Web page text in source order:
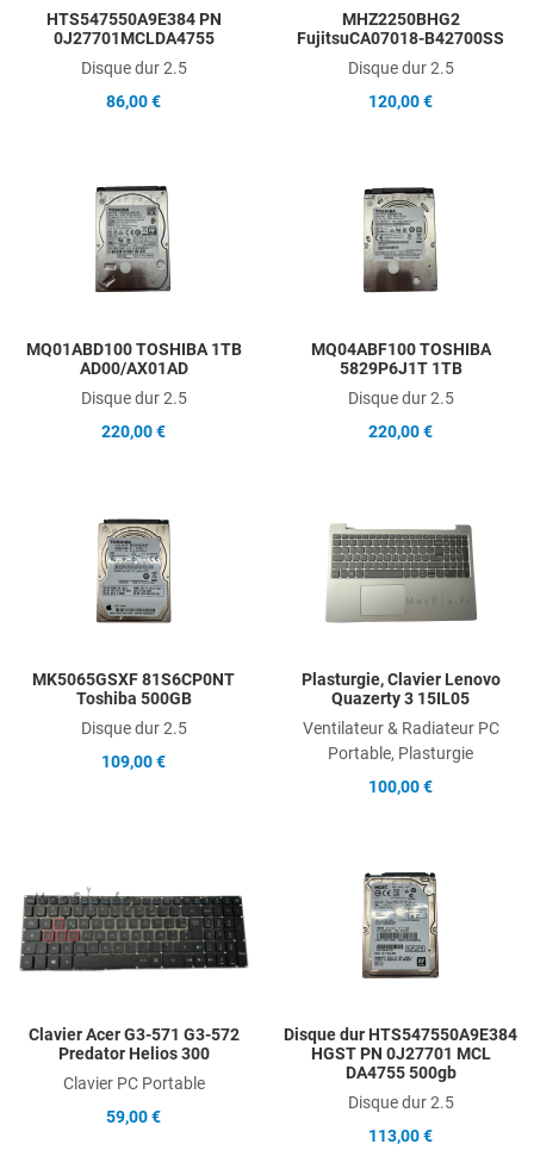
HTS547550A9E384 PN
0J27701MCLDA4755
Disque dur 2.5
86,00 €
MHZ2250BHG2
FujitsuCA07018-B42700SS
Disque dur 2.5
120,00 €
Add to Compare
MQ01ABD100 TOSHIBA 1TB
AD00/AX01AD
Disque dur 2.5
220,00 €
MQ04ABF100 TOSHIBA
5829P6J1T 1TB
Disque dur 2.5
220,00 €
Add to Compare
Quick View
MK5065GSXF 81S6CP0NT
Toshiba 500GB
Disque dur 2.5
109,00 €
Plasturgie, Clavier Lenovo
Quazerty 3 15IL05
Ventilateur & Radiateur PC
Portable, Plasturgie
100,00 €
Add to Compare
Clavier Acer G3-571 G3-572
Predator Helios 300
Clavier PC Portable
59,00 €
Disque dur HTS547550A9E384
HGST PN 0J27701 MCL
DA4755 500gb
Disque dur 2.5
113,00 €